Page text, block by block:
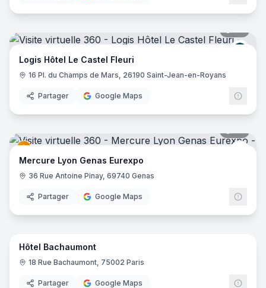
Logis Hôtel Le Castel Fleuri
16 Pl. du Champs de Mars, 26190 Saint-Jean-en-Royans
Partager Google Maps
Mercure Lyon Genas Eurexpo
36 Rue Antoine Pinay, 69740 Genas
Partager Google Maps
10
Hôtel Bachaumont
18 Rue Bachaumont, 75002 Paris
Partager Google Maps